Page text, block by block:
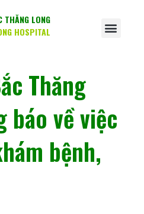
THĂNG LONG
HOSPITAL
Thăng
báo về việc
bệnh,